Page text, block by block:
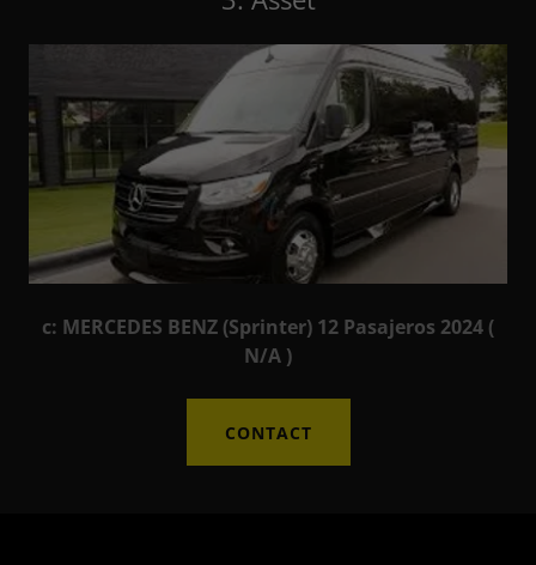
c: MERCEDES BENZ (Sprinter) 12 Pasajeros 2024 (
N/A )
CONTACT